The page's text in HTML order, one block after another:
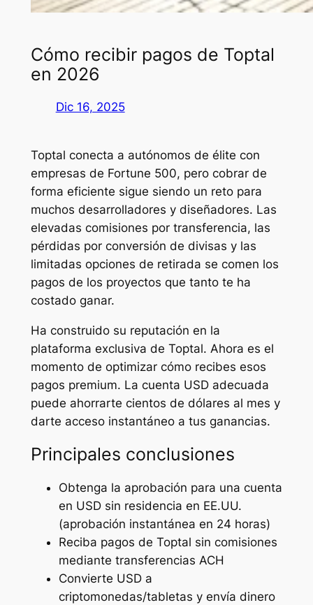
Cómo recibir pagos de Toptal
en 2026
Dic 16, 2025
Toptal conecta a autónomos de élite con
empresas de Fortune 500, pero cobrar de
forma eficiente sigue siendo un reto para
muchos desarrolladores y diseñadores. Las
elevadas comisiones por transferencia, las
pérdidas por conversión de divisas y las
limitadas opciones de retirada se comen los
pagos de los proyectos que tanto te ha
costado ganar.
Ha construido su reputación en la
plataforma exclusiva de Toptal. Ahora es el
momento de optimizar cómo recibes esos
pagos premium. La cuenta USD adecuada
puede ahorrarte cientos de dólares al mes y
darte acceso instantáneo a tus ganancias.
Principales conclusiones
Obtenga la aprobación para una cuenta
en USD sin residencia en EE.UU.
(aprobación instantánea en 24 horas)
Reciba pagos de Toptal sin comisiones
mediante transferencias ACH
Convierte USD a
criptomonedas/tabletas y envía dinero